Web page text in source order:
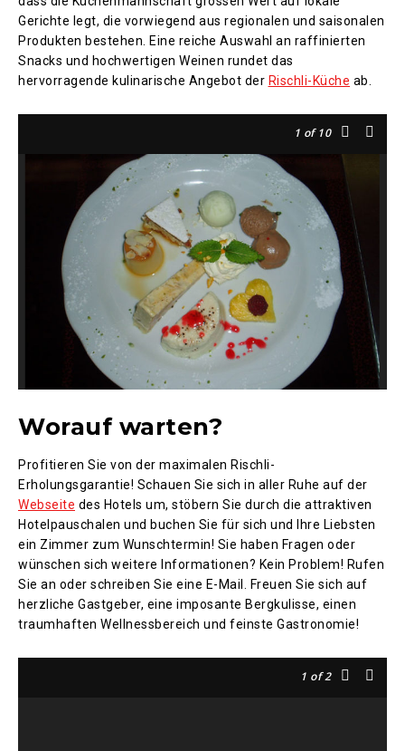
Gerichte legt, die vorwiegend aus regionalen und saisonalen
Produkten bestehen. Eine reiche Auswahl an raffinierten
Snacks und hochwertigen Weinen rundet das
hervorragende kulinarische Angebot der Rischli-Küche ab.
1 of 10
Worauf warten?
Profitieren Sie von der maximalen Rischli-
Erholungsgarantie! Schauen Sie sich in aller Ruhe auf der
Webseite des Hotels um, stöbern Sie durch die attraktiven
Hotelpauschalen und buchen Sie für sich und Ihre Liebsten
ein Zimmer zum Wunschtermin! Sie haben Fragen oder
wünschen sich weitere Informationen? Kein Problem! Rufen
Sie an oder schreiben Sie eine E-Mail. Freuen Sie sich auf
herzliche Gastgeber, eine imposante Bergkulisse, einen
traumhaften Wellnessbereich und feinste Gastronomie!
1 of 2